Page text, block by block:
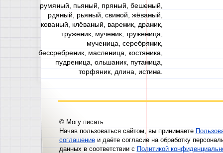
румяный, пьяный, пряный, бешеный,
рдяный, рьяный, свиной, жёваный,
кованый, клёваный, вареник, драник,
труженик, мученик, труженица,
мученица, серебряник,
бессребреник, масленица, костяника,
пудреница, ольшаник, путаница,
торфяник, длина, истина.
© Могу писать
Начав пользоваться сайтом, вы принимаете
соглашениеи даёте согласие на обработку
данных в соответствии сПолитикой